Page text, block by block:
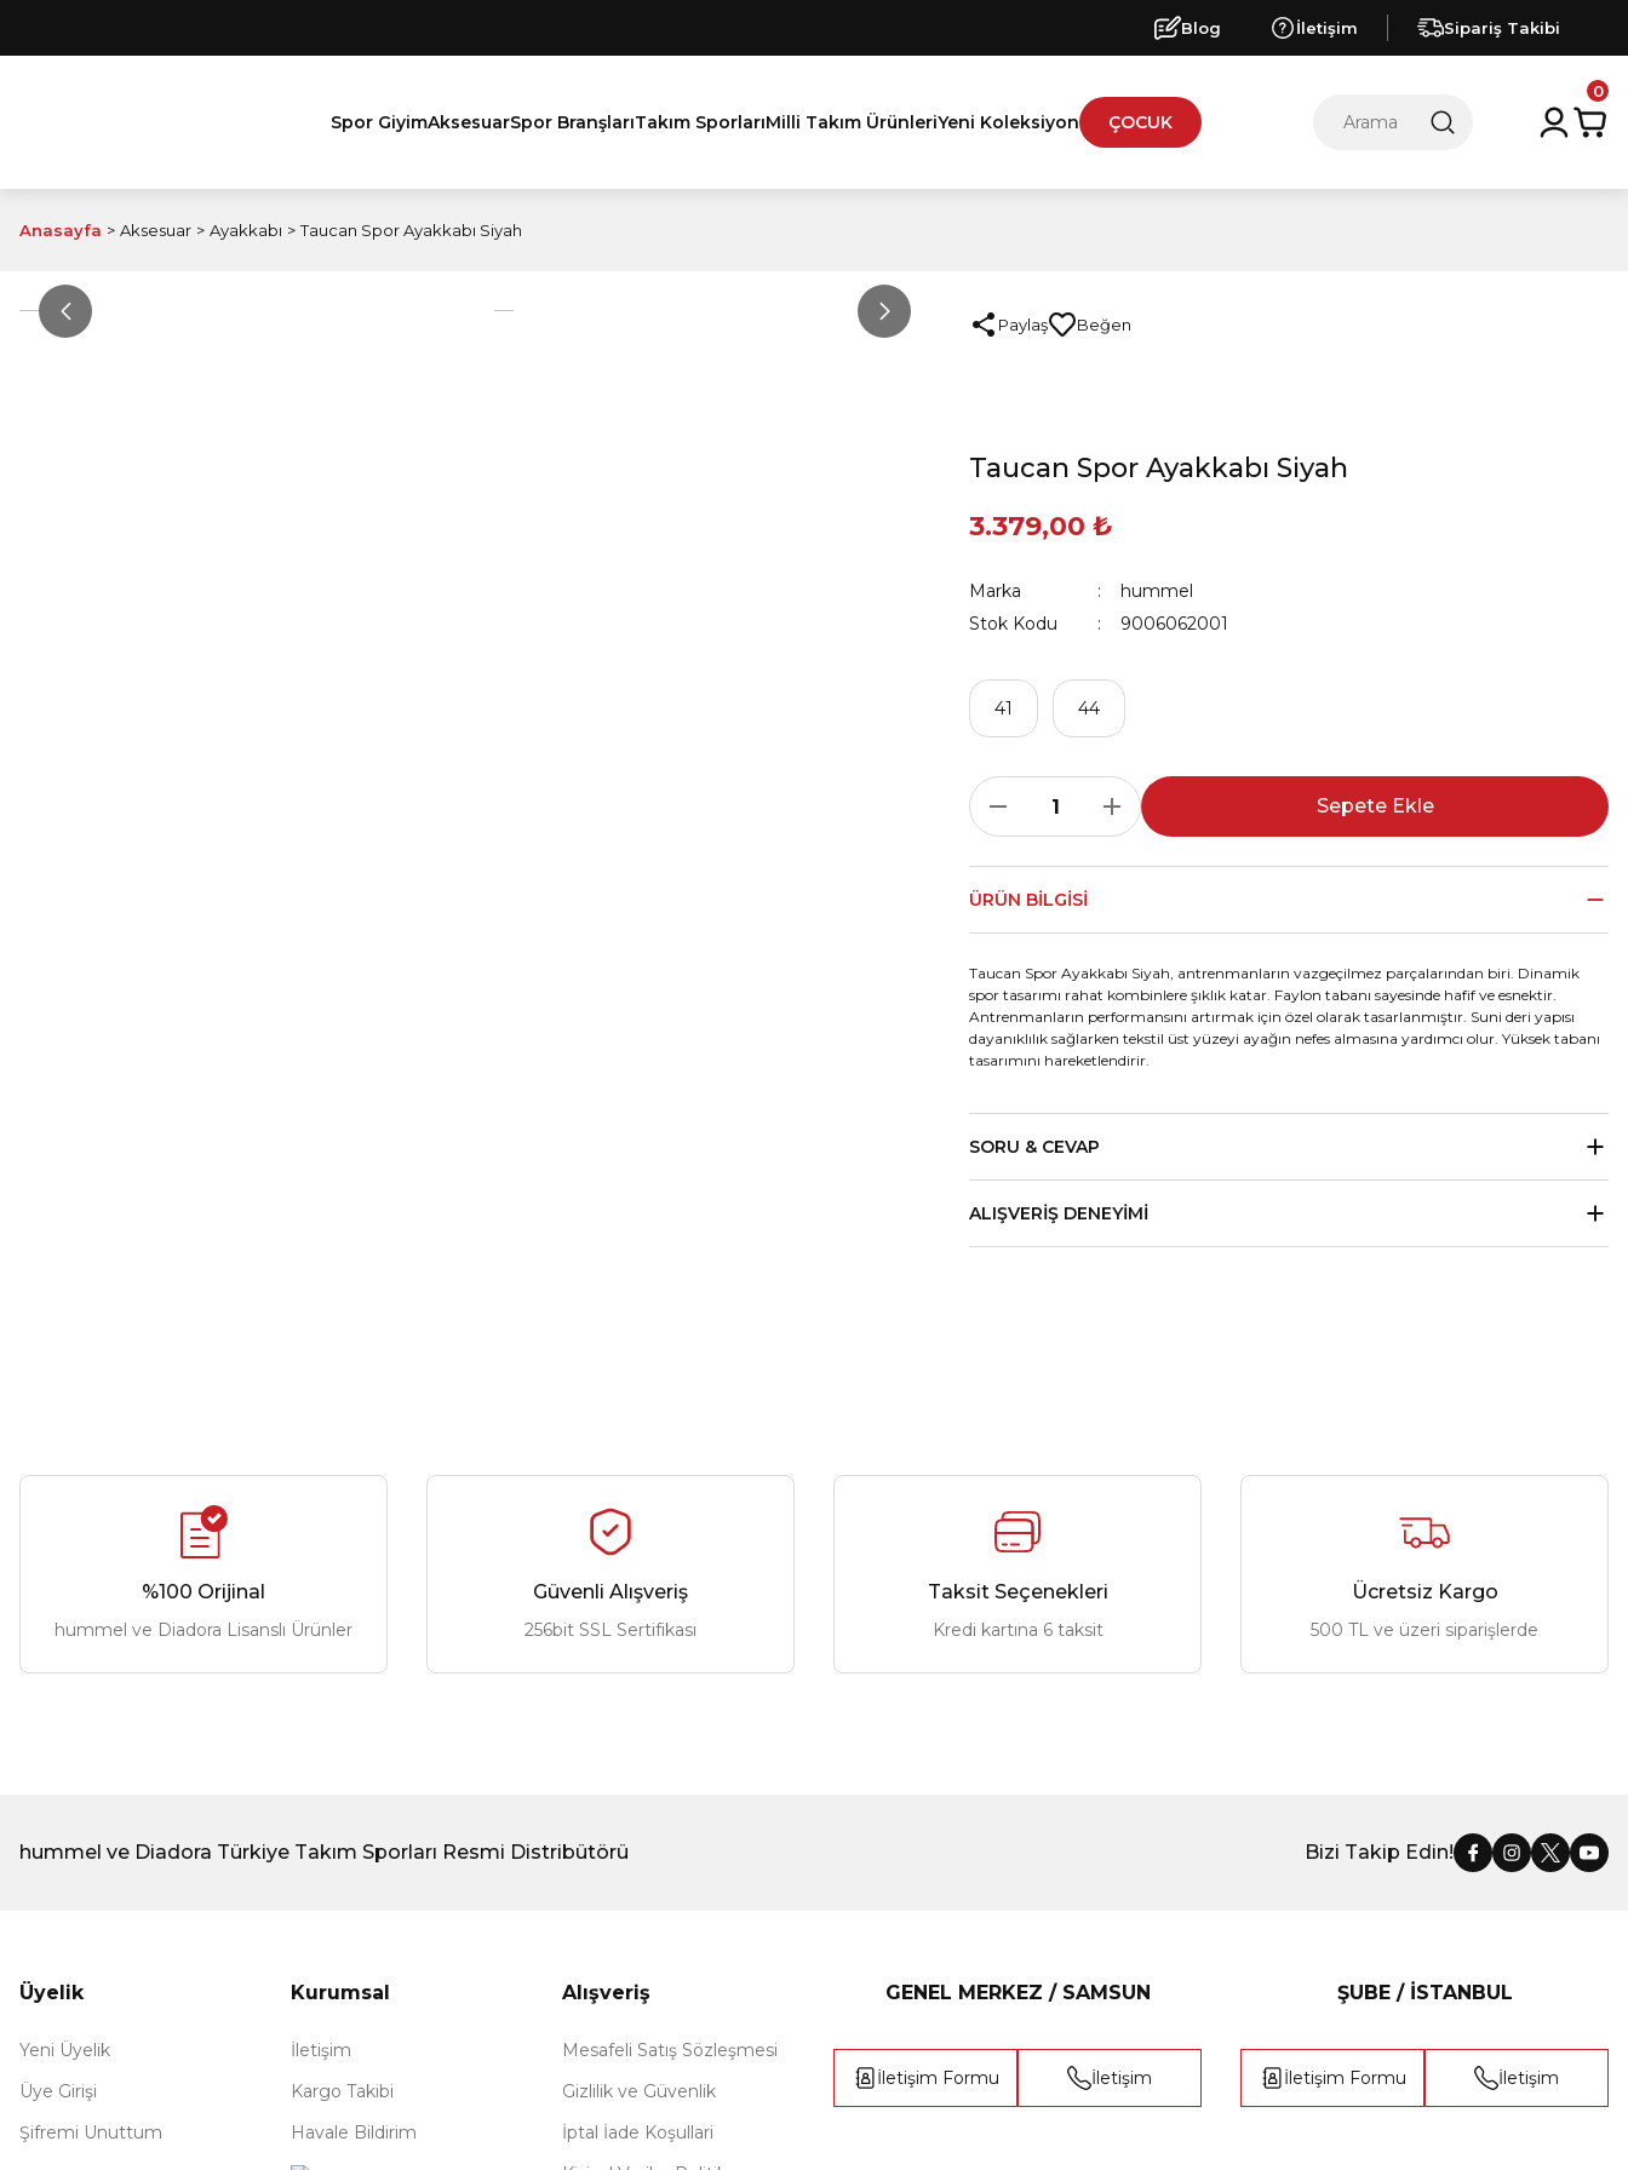
Blog İletişim Sipariş Takibi
Spor GiyimAksesuarSpor BranşlarıTakım SporlarıMilli Takım ÜrünleriYeni Koleksiyon ÇOCUK
0
Anasayfa Aksesuar Ayakkabı Taucan Spor Ayakkabı Siyah
Paylaş
Taucan Spor Ayakkabı Siyah
3.379,00 ₺
Marka
hummel
Stok Kodu
9006062001
41 44
Sepete Ekle
ÜRÜN BILGISI
Taucan Spor Ayakkabı Siyah, antrenmanların vazgeçilmez parçalarından biri. Dinamik
spor tasarımı rahat kombinlere şıklık katar. Faylon tabanı sayesinde hafif ve esnektir.
Antrenmanların performansını artırmak için özel olarak tasarlanmıştır. Suni deri yapısı
dayanıklılık sağlarken tekstil üst yüzeyi ayağın nefes almasına yardımcı olur. Yüksek tabanı
tasarımını hareketlendirir.
SORU & CEVAP
ALIŞVERIŞ DENEYIMI
%100 Orijinal
hummel ve Diadora Lisanslı Ürünler
Güvenli Alışveriş
256bit SSL Sertifikası
Taksit Seçenekleri
Kredi kartına 6 taksit
Ücretsiz Kargo
500 TL ve üzeri siparişlerde
hummel ve Diadora Türkiye Takım Sporları Resmi Distribütörü Bizi Takip Edin!
Üyelik
Yeni Üyelik
Üye Girişi
Şifremi Unuttum
Kurumsal
İletişim
Kargo Takibi
Havale Bildirim
Alışveriş
Mesafeli Satış Sözleşmesi
Gizlilik ve Güvenlik
İptal İade Koşullari
GENEL MERKEZ / SAMSUN
İletişim Formu İletişim
ŞUBE / İSTANBUL
İletişim Formu İletişim